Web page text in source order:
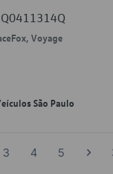
Voyage
São Paulo
3 4 5